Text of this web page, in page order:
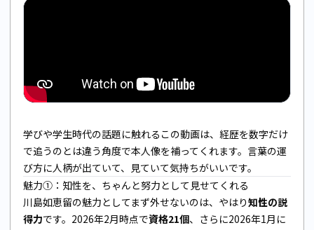
学びや学生時代の話題に触れるこの動画は、経歴を数字だけ
で追うのとは違う角度で本人像を補ってくれます。言葉の運
び方に人柄が出ていて、見ていて気持ちがいいです。
魅力①：知性を、ちゃんと努力として見せてくれる
川島如恵留の魅力としてまず外せないのは、やはり知性の説
得力です。2026年2月時点で資格21個、さらに2026年1月に